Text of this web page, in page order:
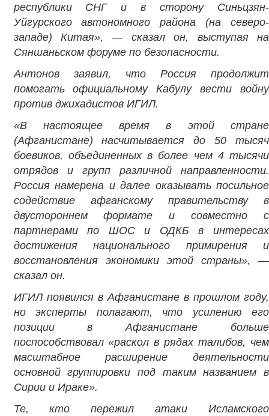
республики СНГ и в сторону Синьцзян-
Уйгурского автономного района (на северо-
западе) Китая», — сказал он, выступая на
Сяншаньском форуме по безопасности.
Антонов заявил, что Россия продолжит
помогать официальному Кабулу вести войну
против джихадистов ИГИЛ.
«В настоящее время в этой стране
(Афганистане) насчитывается до 50 тысяч
боевиков, объединенных в более чем 4 тысячи
отрядов и групп различной направленности.
Россия намерена и далее оказывать посильное
содействие афганскому правительству в
двустороннем формате и совместно с
партнерами по ШОС и ОДКБ в интересах
достижения национального примирения и
восстановления экономики этой страны», —
сказал он.
ИГИЛ появился в Афганистане в прошлом году,
но эксперты полагают, что усилению его
позициив Афганистане больше
поспособствовал «раскол в рядах талибов, чем
масштабное расширение деятельности
основной группировки под таким названием в
Сирии и Ираке».
Те, кто пережил атаки Исламского